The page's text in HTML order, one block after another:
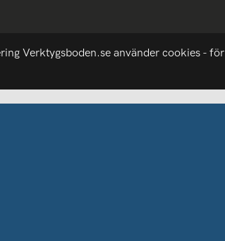
Verktygsboden.se använder cookies - för